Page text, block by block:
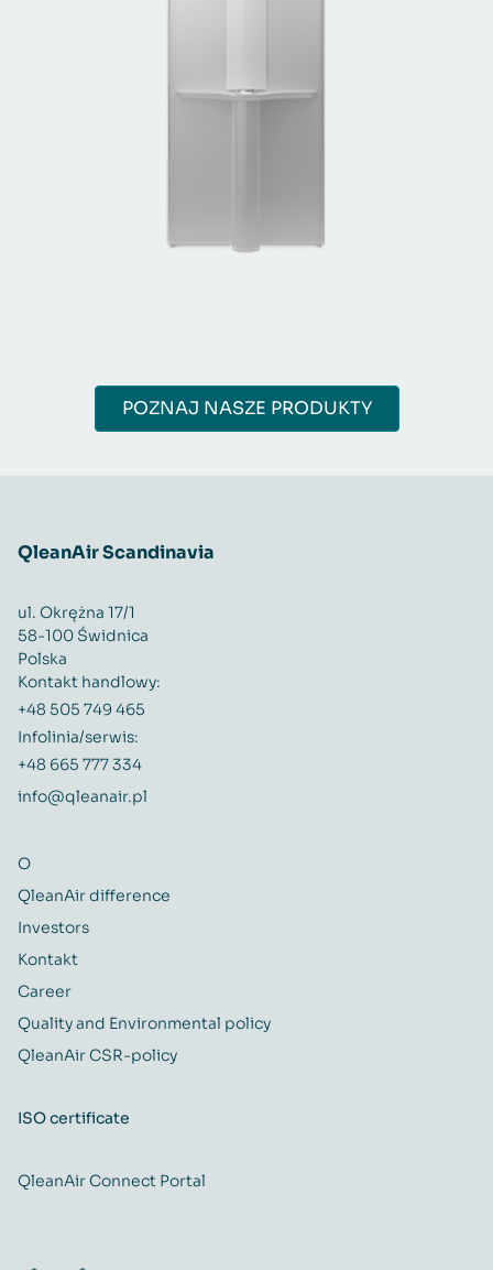
POZNAJ NASZE PRODUKTY
QleanAir Scandinavia
ul. Okrężna 17/1
58-100 Świdnica
Polska
Kontakt handlowy:
+48 505 749 465
Infolinia/serwis:
+48 665 777 334
info@qleanair.pl
O
QleanAir difference
Investors
Kontakt
Career
Quality and Environmental policy
QleanAir CSR-policy
ISO certificate
QleanAir Connect Portal